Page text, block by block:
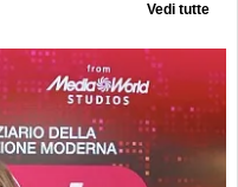
Vedi tutte